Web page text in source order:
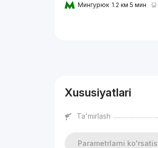
Мингурюк 1.2 км 5 мин
Xususiyatlari
Ta'mirlash
Parametrlarni